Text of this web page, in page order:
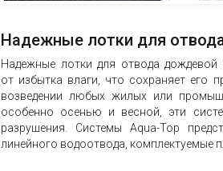
Надежные лотки для
Надежные лотки для отвода
от избытка влаги, что сохраняет его
возведении любых жилых или
особенно осенью и весной, эти
разрушения. Системы Aqua-Top
линейного водоотвода,